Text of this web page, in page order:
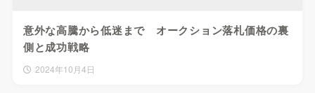
意外な高騰から低迷まで オークション落札価格の裏
側と成功戦略
2024年10月4日